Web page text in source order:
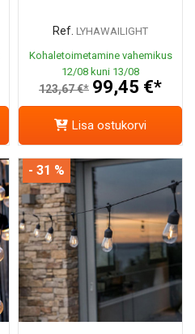
Ref. LYHAWAILIGHT
Kohaletoimetamine vahemikus
12/08 kuni 13/08
123,67 €* 99,45 €*
Lisa ostukorvi
- 31 %